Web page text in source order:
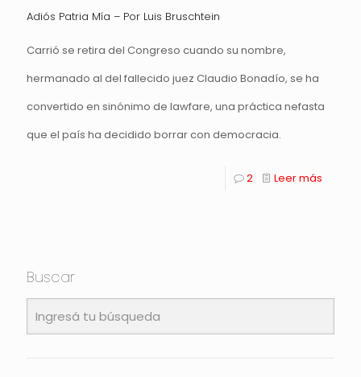
Adiós Patria Mía – Por Luis Bruschtein
Carrió se retira del Congreso cuando su nombre,
hermanado al del fallecido juez Claudio Bonadío, se ha
convertido en sinónimo de lawfare, una práctica nefasta
que el país ha decidido borrar con democracia.
2 Leer más
Buscar